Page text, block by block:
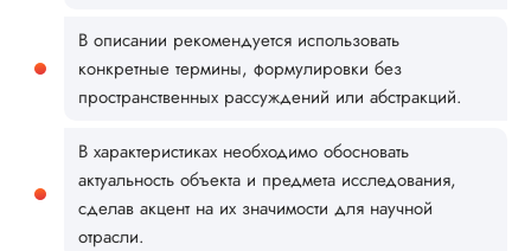
В описании рекомендуется использовать
конкретные термины, формулировки без
пространственных рассуждений или абстракций.
В характеристиках необходимо обосновать
актуальность объекта и предмета исследования,
сделав акцент на их значимости для научной
отрасли.